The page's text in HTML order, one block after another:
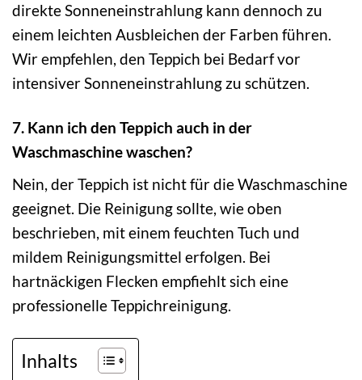
direkte Sonneneinstrahlung kann dennoch zu
einem leichten Ausbleichen der Farben führen.
Wir empfehlen, den Teppich bei Bedarf vor
intensiver Sonneneinstrahlung zu schützen.
7. Kann ich den Teppich auch in der
Waschmaschine waschen?
Nein, der Teppich ist nicht für die Waschmaschine
geeignet. Die Reinigung sollte, wie oben
beschrieben, mit einem feuchten Tuch und
mildem Reinigungsmittel erfolgen. Bei
hartnäckigen Flecken empfiehlt sich eine
professionelle Teppichreinigung.
Inhalts